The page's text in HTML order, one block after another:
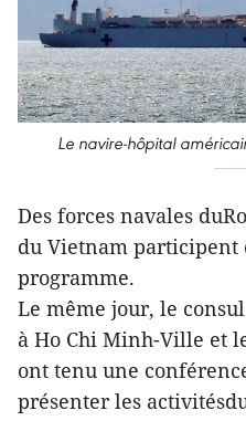
Le navire-hôpital
Des forces navales
du Vietnam participent
programme.
Le même jour, le
à Ho Chi Minh-Ville et
ont tenu une
présenter les